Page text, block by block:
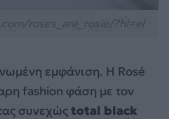
εμφάνιση. Η Rosé
fashion φάση με τον
συνεχώςtotal black